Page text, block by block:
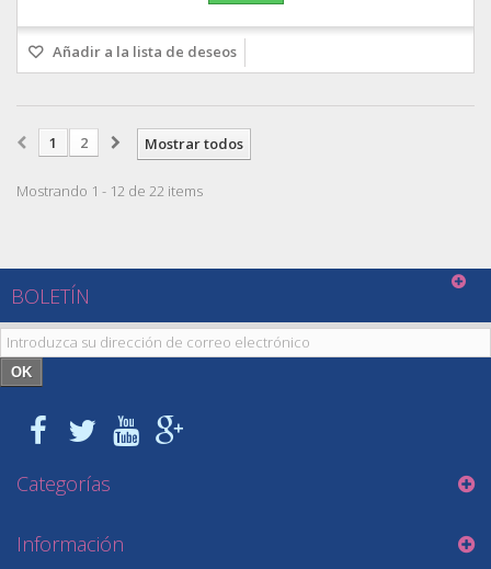
Añadir a la lista de deseos
Mostrar todos
1 2
Mostrando 1 - 12 de 22 items
BOLETÍN
OK
Categorías
Información